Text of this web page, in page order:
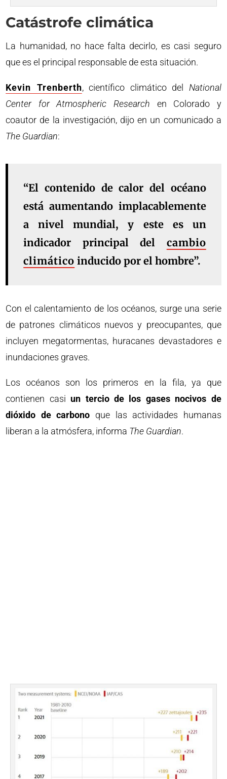
Catástrofe climática
La humanidad, no hace falta decirlo, es casi seguro
que es el principal responsable de esta situación.
Kevin Trenberth, científico climático del National
Center for Atmospheric Research en Colorado y
coautor de la investigación, dijo en un comunicado a
The Guardian:
“El contenido de calor del océano
está aumentando implacablemente
a nivel mundial, y este es un
indicador principal del cambio
climático inducido por el hombre”.
Con el calentamiento de los océanos, surge una serie
de patrones climáticos nuevos y preocupantes, que
incluyen megatormentas, huracanes devastadores e
inundaciones graves.
Los océanos son los primeros en la fila, ya que
contienen casi un tercio de los gases nocivos de
dióxido de carbono que las actividades humanas
liberan a la atmósfera, informa The Guardian.